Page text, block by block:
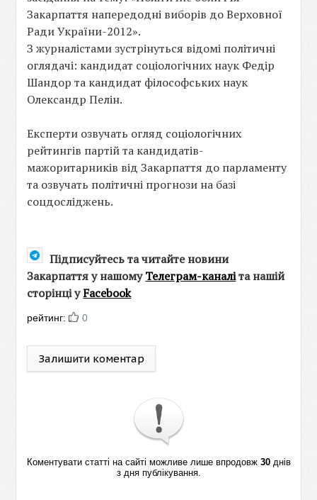
Закарпаття напередодні виборів до Верховної
Ради України-2012».
З журналістами зустрінуться відомі політичні
оглядачі: кандидат соціологічних наук Федір
Шандор та кандидат філософських наук
Олександр Пелін.
Експерти озвучать огляд соціологічних
рейтингів партій та кандидатів-
мажоритарників від Закарпаття до парламенту
та озвучать політичні прогнози на базі
соцдосліджень.
Підписуйтесь та читайте новини
Закарпаття у нашомуТелеграм-каналіта нашій
сторінці уFacebook
рейтинг: 0
Залишити коментар
Коментувати статті на сайті можливе лише впродовж 30днів
з дня публікування.